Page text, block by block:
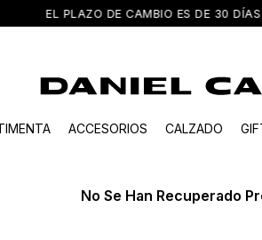
EL PAÍS EN COMPRAS MAYORES A $3.000
ACCESORIOS CALZADO
No Se Han Recuperado